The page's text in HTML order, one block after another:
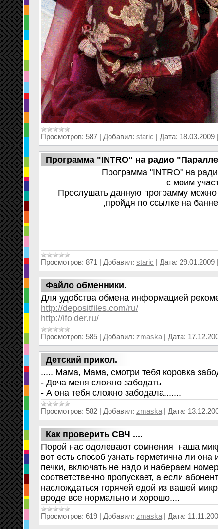
Просмотров: 587 | Добавил: staric | Дата: 18.03.2009
Программа "INTRO" на радио
Программа "INTRO" на
с моим
Прослушать данную программу
,пройдя по ссылке на
Просмотров: 871 | Добавил: staric | Дата: 29.01.2009
Файло обменники.
Для удобства обмена информацией
http://depositfiles.com/ru/
http://ifolder.ru/
Просмотров: 585 | Добавил: zmaska | Дата:
Детский прикол.
..... Мама, Мама, смотри тебя коровка
- Доча меня сложно забодать
- А она тебя сложно забодала.......
Просмотров: 582 | Добавил: zmaska | Дата:
Как проверить СВЧ ....
Порой нас одолевают сомнения наша
вот есть способ узнать герметична ли
печки, включать не надо и набераем
соответственно пропускает, а если
наслождаться горячей едой из вашей
вроде все нормально и хорошо....
Просмотров: 619 | Добавил: zmaska | Дата: